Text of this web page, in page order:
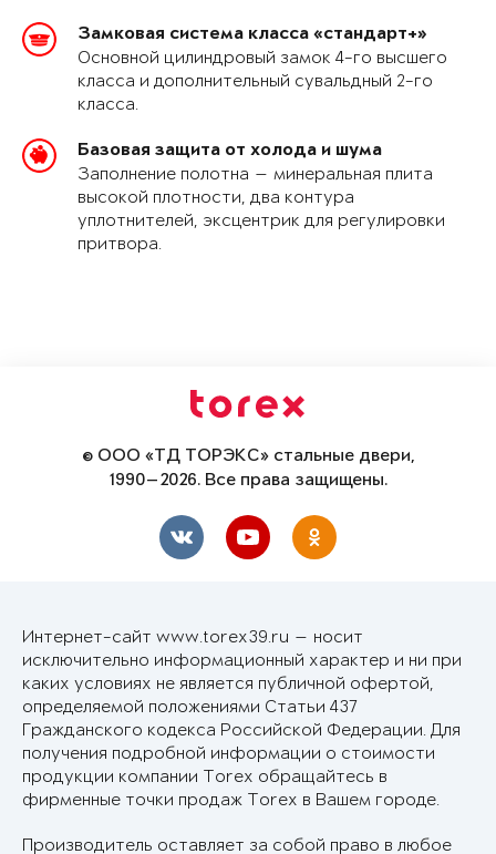
Замковая система класса «стандарт+»
Основной цилиндровый замок 4-го высшего
класса и дополнительный сувальдный 2-го
класса.
Базовая защита от холода и шума
Заполнение полотна — минеральная плита
высокой плотности, два контура
уплотнителей, эксцентрик для регулировки
притвора.
© ООО «ТД ТОРЭКС» стальные двери,
1990—2026. Все права защищены.
Интернет-сайт www.torex39.ru — носит
исключительно информационный характер и ни при
каких условиях не является публичной офертой,
определяемой положениями Статьи 437
Гражданского кодекса Российской Федерации. Для
получения подробной информации о стоимости
продукции компании Torex обращайтесь в
фирменные точки продаж Torex в Вашем городе.
Производитель оставляет за собой право в любое